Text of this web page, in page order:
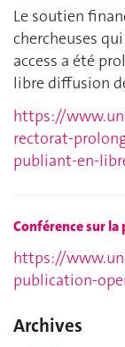
Le soutien
chercheuses
access a été
libre diffusion
https://
rectorat-
publiant-en-
Conférence sur la
https://
publication-
Archives